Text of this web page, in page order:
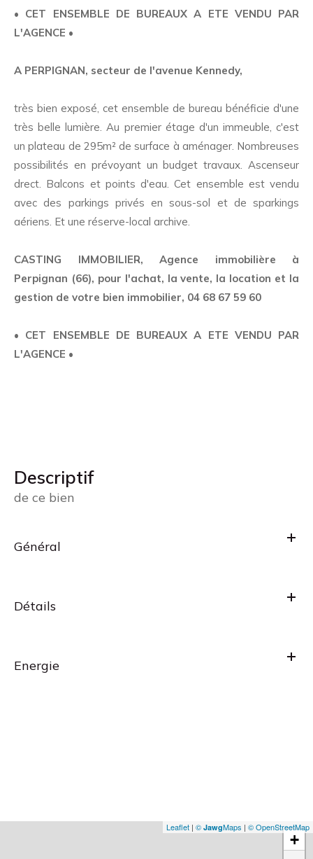
• CET ENSEMBLE DE BUREAUX A ETE VENDU PAR
L'AGENCE •
A PERPIGNAN, secteur de l'avenue Kennedy,
très bien exposé, cet ensemble de bureau bénéficie d'une
très belle lumière. Au premier étage d'un immeuble, c'est
un plateau de 295m² de surface à aménager. Nombreuses
possibilités en prévoyant un budget travaux. Ascenseur
drect. Balcons et points d'eau. Cet ensemble est vendu
avec des parkings privés en sous-sol et de sparkings
aériens. Et une réserve-local archive.
CASTING IMMOBILIER, Agence immobilière à
Perpignan (66), pour l'achat, la vente, la location et la
gestion de votre bien immobilier, 04 68 67 59 60
• CET ENSEMBLE DE BUREAUX A ETE VENDU PAR
L'AGENCE •
descriptif
de ce bien
Général
Détails
Energie
+
Leaflet | © JawgMaps | © OpenStreetMap